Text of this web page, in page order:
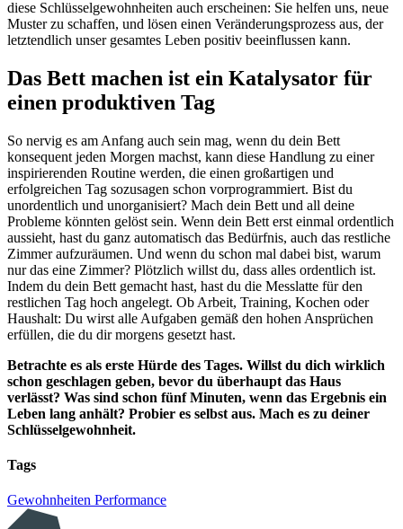
diese Schlüsselgewohnheiten auch erscheinen: Sie helfen uns, neue
Muster zu schaffen, und lösen einen Veränderungsprozess aus, der
letztendlich unser gesamtes Leben positiv beeinflussen kann.
Das Bett machen ist ein Katalysator für
einen produktiven Tag
So nervig es am Anfang auch sein mag, wenn du dein Bett
konsequent jeden Morgen machst, kann diese Handlung zu einer
inspirierenden Routine werden, die einen großartigen und
erfolgreichen Tag sozusagen schon vorprogrammiert. Bist du
unordentlich und unorganisiert? Mach dein Bett und all deine
Probleme könnten gelöst sein. Wenn dein Bett erst einmal ordentlich
aussieht, hast du ganz automatisch das Bedürfnis, auch das restliche
Zimmer aufzuräumen. Und wenn du schon mal dabei bist, warum
nur das eine Zimmer? Plötzlich willst du, dass alles ordentlich ist.
Indem du dein Bett gemacht hast, hast du die Messlatte für den
restlichen Tag hoch angelegt. Ob Arbeit, Training, Kochen oder
Haushalt: Du wirst alle Aufgaben gemäß den hohen Ansprüchen
erfüllen, die du dir morgens gesetzt hast.
Betrachte es als erste Hürde des Tages. Willst du dich wirklich
schon geschlagen geben, bevor du überhaupt das Haus
verlässt? Was sind schon fünf Minuten, wenn das Ergebnis ein
Leben lang anhält? Probier es selbst aus. Mach es zu deiner
Schlüsselgewohnheit.
Tags
Gewohnheiten Performance